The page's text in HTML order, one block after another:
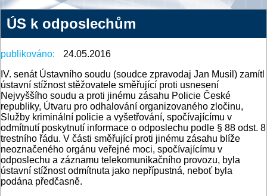
ÚS k odposlechům
publikováno:
24.05.2016
IV. senát Ústavního soudu (soudce zpravodaj Jan Musil) zamítl
ústavní stížnost stěžovatele směřující proti usnesení
Nejvyššího soudu a proti jinému zásahu Policie České
republiky, Útvaru pro odhalování organizovaného zločinu,
Služby kriminální policie a vyšetřování, spočívajícímu v
odmítnutí poskytnutí informace o odposlechu podle § 88 odst. 8
trestního řádu. V části směřující proti jinému zásahu blíže
neoznačeného orgánu veřejné moci, spočívajícímu v
odposlechu a záznamu telekomunikačního provozu, byla
ústavní stížnost odmítnuta jako nepřípustná, neboť byla
podána předčasně.